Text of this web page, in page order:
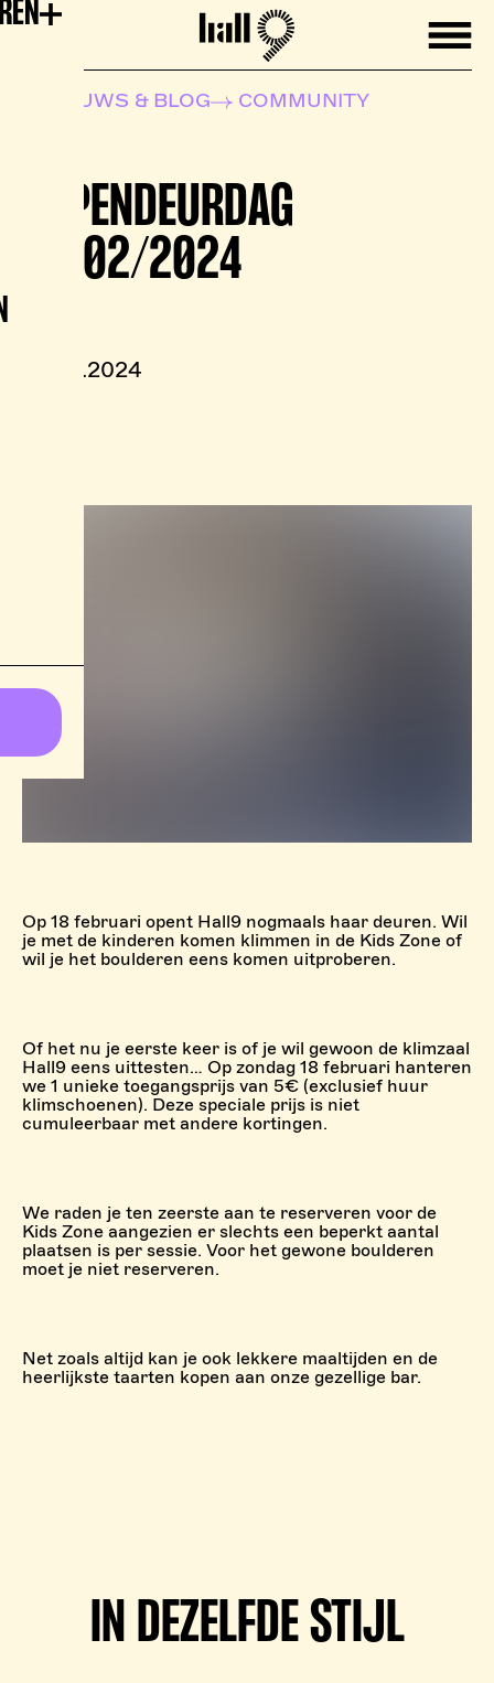
Mobile
Hall9
NIEUWS & BLOG COMMUNITY
OPENDEURDAG
18/02/2024
02.02.2024
Op 18 februari opent Hall9 nogmaals haar deuren. Wil
je met de kinderen komen klimmen in de Kids Zone of
wil je het boulderen eens komen uitproberen.
Of het nu je eerste keer is of je wil gewoon de klimzaal
Hall9 eens uittesten… Op zondag 18 februari hanteren
we 1 unieke toegangsprijs van 5€ (exclusief huur
klimschoenen). Deze speciale prijs is niet
cumuleerbaar met andere kortingen.
We raden je ten zeerste aan te reserveren voor de
Kids Zone aangezien er slechts een beperkt aantal
plaatsen is per sessie. Voor het gewone boulderen
moet je niet reserveren.
Net zoals altijd kan je ook lekkere maaltijden en de
heerlijkste taarten kopen aan onze gezellige bar.
IN DEZELFDE STIJL